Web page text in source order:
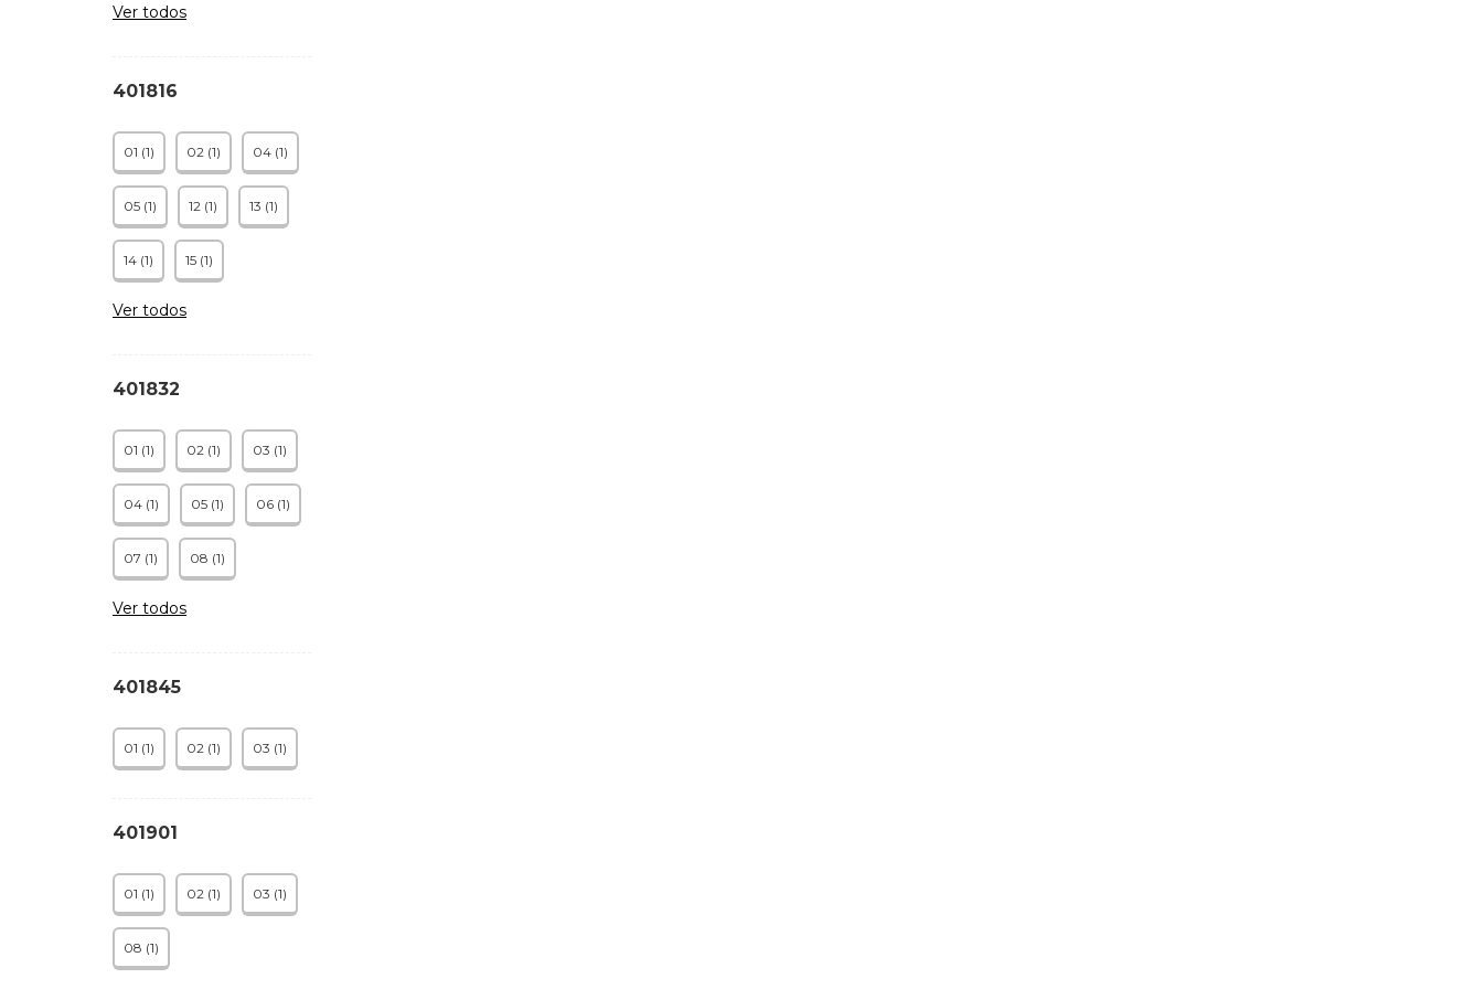
Ver todos
401816
01 (1) 02 (1) 04 (1)
05 (1) 12 (1) 13 (1)
14 (1) 15 (1)
Ver todos
401832
01 (1) 02 (1) 03 (1)
04 (1) 05 (1) 06 (1)
07 (1) 08 (1)
Ver todos
401845
01 (1) 02 (1) 03 (1)
401901
01 (1) 02 (1) 03 (1)
08 (1)